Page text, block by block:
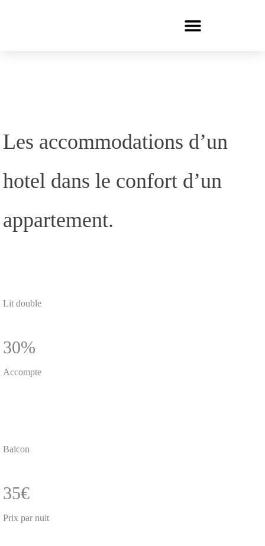
Les accommodations d’un
hotel dans le confort d’un
appartement.
Lit double
30%
Accompte
Balcon
35€
Prix par nuit